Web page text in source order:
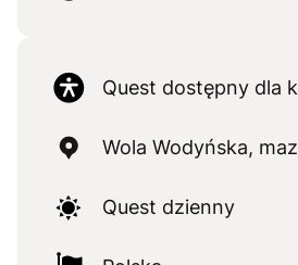
Quest dostępny dla
Wola Wodyńska,
Quest dzienny